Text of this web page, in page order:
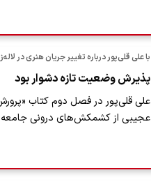
با علی قلی‌پور درباره تغییر جریان هنری در
پذیرش وضعیت تازه دشوار بود
علی قلی‌پور در فصل دوم کتاب
عجیبی از کشمکش‌های درونی جامعه